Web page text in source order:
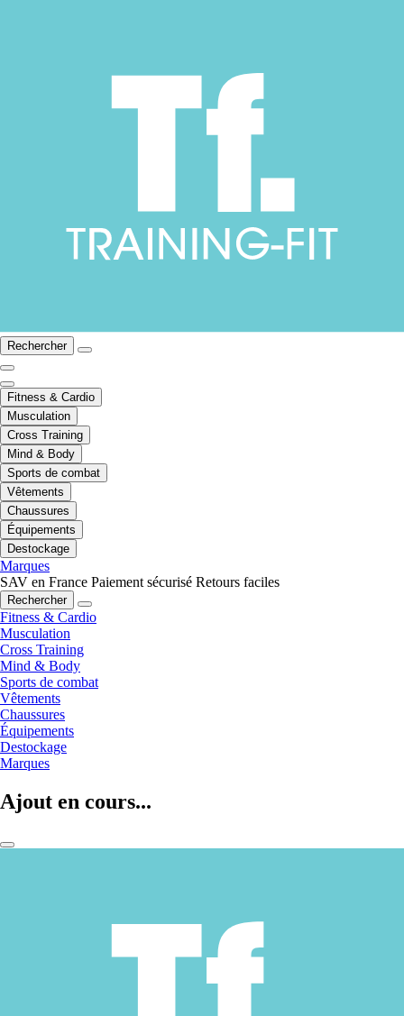
Rechercher
Fitness & Cardio
Musculation
Cross Training
Mind & Body
Sports de combat
Vêtements
Chaussures
Équipements
Destockage
Marques
SAV en France Paiement sécurisé Retours faciles
Rechercher
Fitness & Cardio
Musculation
Cross Training
Mind & Body
Sports de combat
Vêtements
Chaussures
Équipements
Destockage
Marques
Ajout en cours...